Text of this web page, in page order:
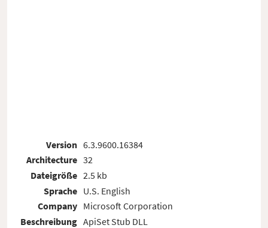
Version
Architecture
Dateigröße
Sprache
Company
Beschreibung
6.3.9600.16384
32
2.5 kb
U.S. English
Microsoft Corporation
ApiSet Stub DLL